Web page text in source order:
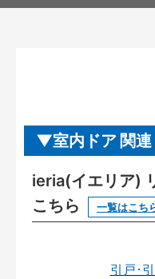
室内ドア 関
ieria(イエリア)
こちら
一覧はこち
引戸･